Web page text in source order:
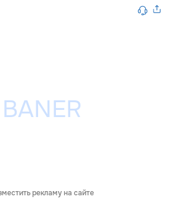
рекламу на сайте